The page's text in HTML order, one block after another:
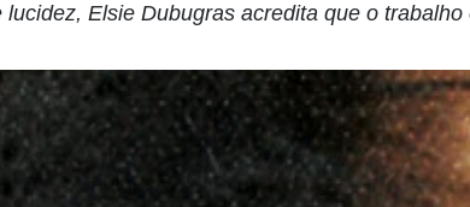
Elsie Dubugras acredita que o